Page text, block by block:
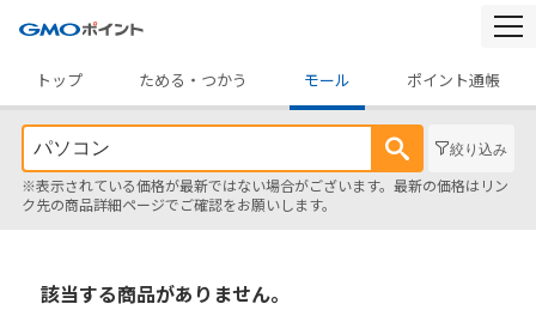
トップ
ためる・つかう モール ポイント通帳
絞り込み
※表示されている価格が最新ではない場合がございます。最新の価格はリン
ク先の商品詳細ページでご確認をお願いします。
該当する商品がありません。